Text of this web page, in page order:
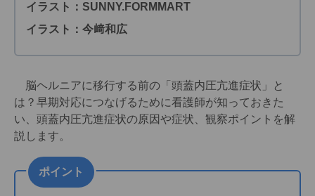
イラスト：SUNNY.FORMMART
イラスト：今﨑和広
脳ヘルニアに移行する前の「頭蓋内圧亢進症状」と
は？早期対応につなげるために看護師が知っておきた
い、頭蓋内圧亢進症状の原因や症状、観察ポイントを解
説します。
ポイント